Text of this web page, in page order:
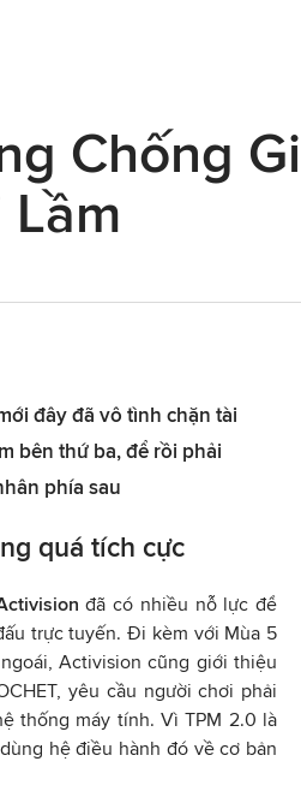
Chống
Lầm
đây đã vô tình chặn tài
bên thứ ba, để rồi phải
phía sau
quá tích cực
đã có nhiều nỗ lực để
trực tuyến. Đi kèm với Mùa 5
Activision cũng giới thiệu
yêu cầu người chơi phải
thống máy tính. Vì TPM 2.0 là
hệ điều hành đó về cơ bản